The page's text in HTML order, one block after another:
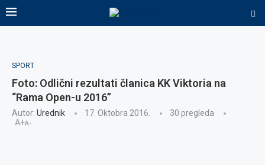
SPORT
Foto: Odlični rezultati članica KK Viktoria na
“Rama Open-u 2016”
Autor: Urednik 17. Oktobra 2016. 30 pregleda
A+A-